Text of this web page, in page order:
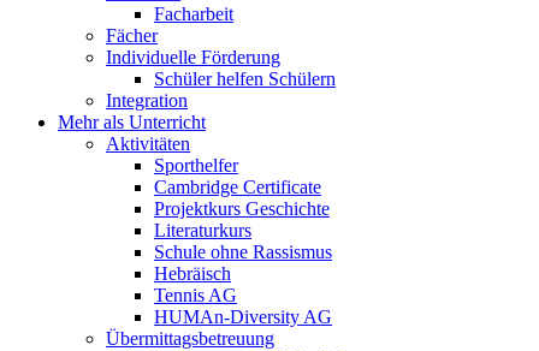
Facharbeit
Fächer
Individuelle Förderung
Schüler helfen Schülern
Integration
Mehr als Unterricht
Aktivitäten
Sporthelfer
Cambridge Certificate
Projektkurs Geschichte
Literaturkurs
Schule ohne Rassismus
Hebräisch
Tennis AG
HUMAn-Diversity AG
Übermittagsbetreuung